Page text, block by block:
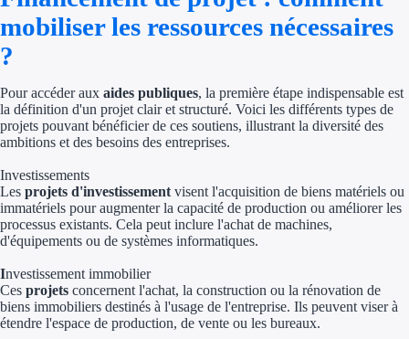
Aides RSE
Création
Cession
Aides
Aides sans
mobiliser les ressources nécessaires
?
Pour accéder aux aides publiques, la première étape indispensable est
la définition d'un projet clair et structuré. Voici les différents types de
projets pouvant bénéficier de ces soutiens, illustrant la diversité des
ambitions et des besoins des entreprises.
Investissements
Les projets d'investissement visent l'acquisition de biens matériels ou
immatériels pour augmenter la capacité de production ou améliorer les
processus existants. Cela peut inclure l'achat de machines,
d'équipements ou de systèmes informatiques.
Investissement immobilier
Ces projets concernent l'achat, la construction ou la rénovation de
biens immobiliers destinés à l'usage de l'entreprise. Ils peuvent viser à
étendre l'espace de production, de vente ou les bureaux.